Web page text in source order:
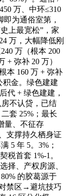
万、中环≤310
为通俗室第，
上最宽松”，家
万，大幅降低刚
万（根本 200
+ 弥补 20 万）
本 160 万 + 弥补
积金。绿色建建
代 + 绿色建建，
不认贷，已结
套 25%；最长
量、不征存
支撑持久栖身证
5 年 5。3%；
税首套 1%-1。
择、产权房源、
的胶葛源于
禁区→避坑技巧